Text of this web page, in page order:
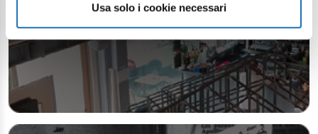
Usa solo i cookie necessari